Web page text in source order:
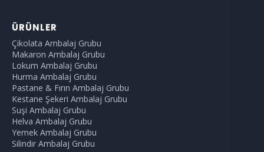
ÜRÜNLER
Çikolata Ambalaj Grubu
Makaron Ambalaj Grubu
Lokum Ambalaj Grubu
Hurma Ambalaj Grubu
Pastane & Fırın Ambalaj Grubu
Kestane Şekeri Ambalaj Grubu
Suşi Ambalaj Grubu
Helva Ambalaj Grubu
Yemek Ambalaj Grubu
Silindir Ambalaj Grubu